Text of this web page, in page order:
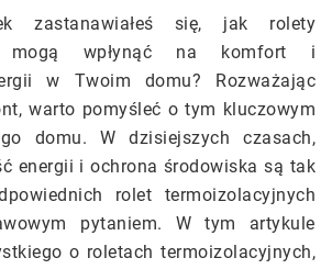
zastanawiałeś się, jak rolety
mogą wpłynąć na komfort i
w Twoim domu? Rozważając
warto pomyśleć o tym kluczowym
domu. W dzisiejszych czasach,
energii i ochrona środowiska są tak
rolet termoizolacyjnych
pytaniem. W tym artykule
o roletach termoizolacyjnych,